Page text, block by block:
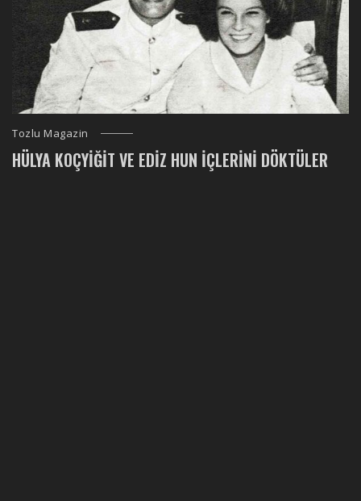
Tozlu Magazin
HÜLYA KOÇYIĞIT VE EDIZ HUN İÇLERINI DÖKTÜLER